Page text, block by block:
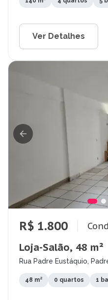
Ver Detalhes
R$ 1.800
Loja-Salão, 48 m²
Rua Padre Eustáquio,
48 m² 0 quartos 1